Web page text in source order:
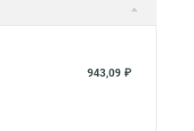
943,09 ₽